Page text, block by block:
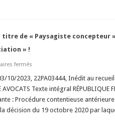
sursis
possible
de « Paysagiste concepteur
» !
ferméssur
DPLG
et
refus
du
titre
de
10/2023, 22PA03444, Inédit au
AVOCATS Texte intégral RÉPUBLIQUE
: Procédure contentieuse
décision du 19 octobre 2020 par